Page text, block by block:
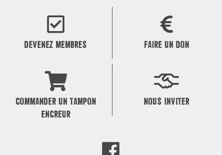
DEVENEZ MEMBRES FAIRE UN DON
COMMANDER UN TAMPON
ENCREUR
NOUS INVITER